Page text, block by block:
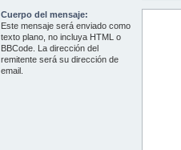
Cuerpo del mensaje:
Este mensaje será enviado como
texto plano, no incluya HTML o
BBCode. La dirección del
remitente será su dirección de
email.